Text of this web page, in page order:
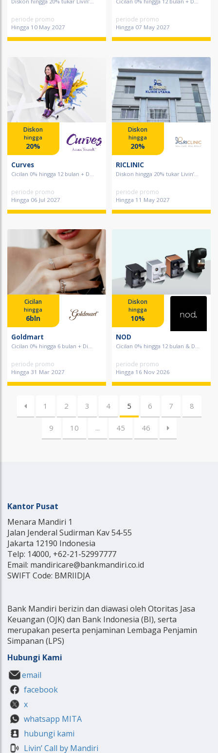
Diskon hingga 20% tukar Livin’...
periode promo
Hingga 10 May 2027
Cicilan 0% hingga 12 bulan + D...
periode promo
Hingga 07 May 2027
Diskon
hingga
20%
Curves
Cicilan 0% hingga 12 bulan + D...
periode promo
Hingga 06 Jul 2027
Diskon
hingga
20%
RICLINIC
Diskon hingga 20% tukar Livin’...
periode promo
Hingga 11 May 2027
Cicilan
hingga
6bln
Goldmart
Cicilan 0% hingga 6 bulan + Di...
periode promo
Hingga 31 Mar 2027
Diskon
hingga
10%
NOD
Cicilan 0% hingga 12 bulan & D...
periode promo
Hingga 16 Nov 2026
1 2 3 4 5 6 7 8
9 10 ... 45 46
Kantor Pusat
Menara Mandiri 1
Jalan Jenderal Sudirman Kav 54-55
Jakarta 12190 Indonesia
Telp: 14000, +62-21-52997777
Email: mandiricare@bankmandiri.co.id
SWIFT Code: BMRIIDJA
Bank Mandiri berizin dan diawasi oleh Otoritas Jasa
Keuangan (OJK) dan Bank Indonesia (BI), serta
merupakan peserta penjaminan Lembaga Penjamin
Simpanan (LPS)
Hubungi Kami
email
facebook
x
whatsapp MITA
hubungi kami
Livin’ Call by Mandiri